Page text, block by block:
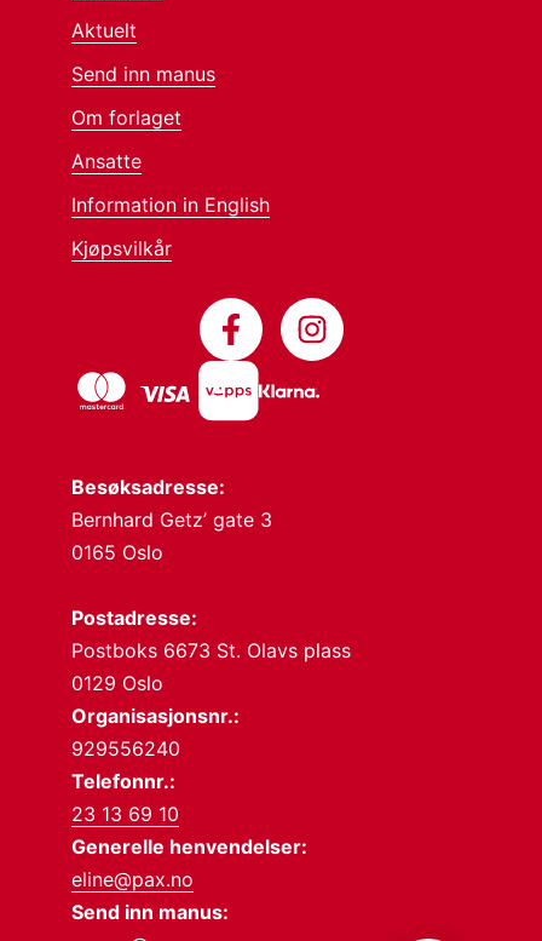
Besøksadresse:
Bernhard Getz’ gate 3
0165 Oslo
Postadresse:
Postboks 6673 St. Olavs plass
0129 Oslo
Organisasjonsnr.:
929556240
Telefonnr.:
23 13 69 10
Generelle henvendelser:
eline@pax.no
Send inn manus:
Aktuelt
Send inn manus
Om forlaget
Ansatte
Information in English
Kjøpsvilkår